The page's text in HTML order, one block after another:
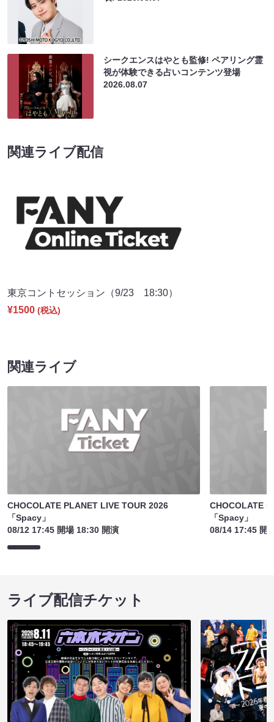
シークエンスはやとも監修! ペアリング霊
視が体験できる占いコンテンツ登場
2026.08.07
関連ライブ配信
東京コントセッション（9/23 18:30）
¥1500 (税込)
関連ライブ
CHOCOLATE PLANET LIVE TOUR 2026
「Spacy」
08/12 17:45 開場 18:30 開演
CHOCOLATE
「Spacy」
08/14 17:45 開
ライブ配信チケット